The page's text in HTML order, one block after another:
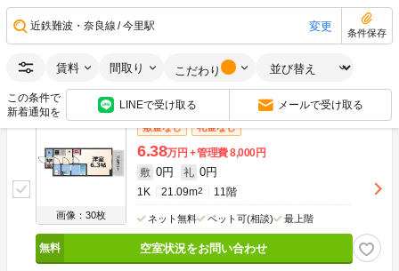
近鉄難波・奈良線 今里駅 変更
条件保存
賃料 間取り こだわり
この条件で
新着通知を
LINEで受け取る メールで受け取る
画像：30枚
1K
ネット無料 ペット可(相談) 最上階
空室状況をお問い合わせ
画像：30枚
敷金なし 礼金なし
6.38万円 管理費8,000円
敷 0円 礼 0円
1K 21.09m2 11階
ネット無料 ペット可(相談) 最上階
空室状況をお問い合わせ